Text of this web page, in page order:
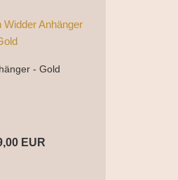
- Gold
EUR